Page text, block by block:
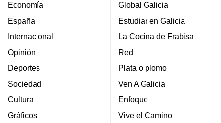
Economía
España
Internacional
Opinión
Deportes
Sociedad
Cultura
Gráficos
Global Galicia
Estudiar en Galicia
La Cocina de Frabisa
Red
Plata o plomo
Ven A Galicia
Enfoque
Vive el Camino